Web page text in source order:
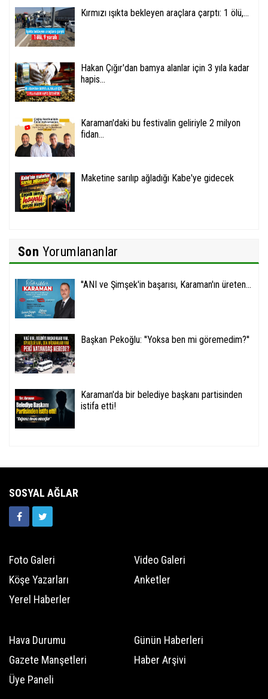
Kırmızı ışıkta bekleyen araçlara çarptı: 1 ölü,...
Hakan Çığır'dan bamya alanlar için 3 yıla kadar
hapis...
Karaman'daki bu festivalin geliriyle 2 milyon
fidan...
Maketine sarılıp ağladığı Kabe'ye gidecek
Son Yorumlananlar
''ANI ve Şimşek'in başarısı, Karaman'ın üreten...
Başkan Pekoğlu: ''Yoksa ben mi göremedim?''
Karaman'da bir belediye başkanı partisinden
istifa etti!
SOSYAL AĞLAR
Foto Galeri
Video Galeri
Köşe Yazarları
Anketler
Yerel Haberler
Hava Durumu
Günün Haberleri
Gazete Manşetleri
Haber Arşivi
Üye Paneli